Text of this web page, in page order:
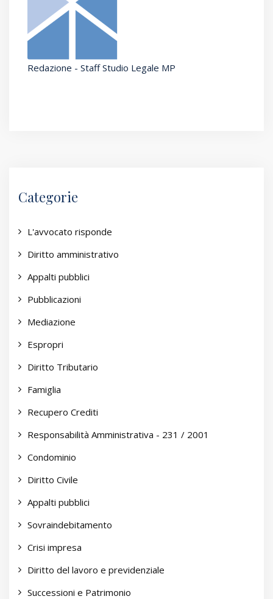
Redazione - Staff Studio Legale MP
Categorie
L'avvocato risponde
Diritto amministrativo
Appalti pubblici
Pubblicazioni
Mediazione
Espropri
Diritto Tributario
Famiglia
Recupero Crediti
Responsabilità Amministrativa - 231 / 2001
Condominio
Diritto Civile
Appalti pubblici
Sovraindebitamento
Crisi impresa
Diritto del lavoro e previdenziale
Successioni e Patrimonio